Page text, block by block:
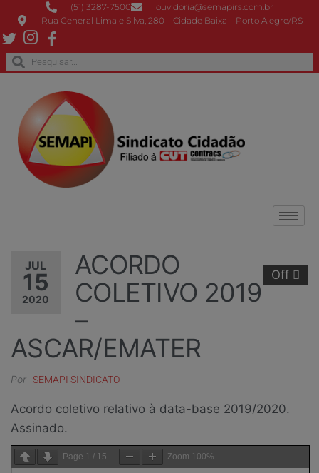
(51) 3287-7500
ouvidoria@semapirs.com.br
Rua General Lima e Silva, 280 – Cidade Baixa – Porto Alegre/RS
JUL
15
2020
Off
ACORDO
COLETIVO 2019
–
ASCAR/EMATER
Por SEMAPI SINDICATO
Acordo coletivo relativo à data-base 2019/2020.
Assinado.
Page 1 / 15 Zoom 100%